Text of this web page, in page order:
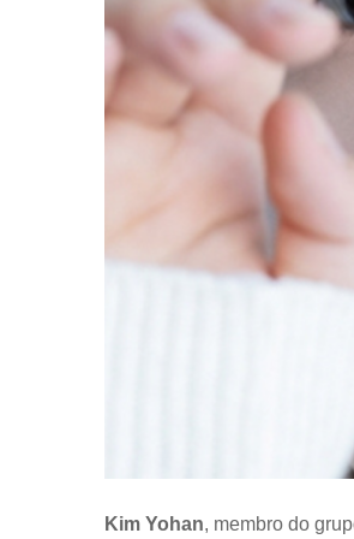
Kim Yohan, membro do